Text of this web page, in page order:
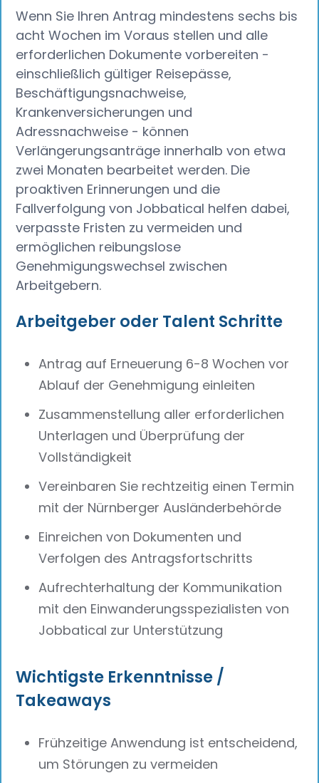
Wenn Sie Ihren Antrag mindestens sechs bis
acht Wochen im Voraus stellen und alle
erforderlichen Dokumente vorbereiten -
einschließlich gültiger Reisepässe,
Beschäftigungsnachweise,
Krankenversicherungen und
Adressnachweise - können
Verlängerungsanträge innerhalb von etwa
zwei Monaten bearbeitet werden. Die
proaktiven Erinnerungen und die
Fallverfolgung von Jobbatical helfen dabei,
verpasste Fristen zu vermeiden und
ermöglichen reibungslose
Genehmigungswechsel zwischen
Arbeitgebern.
Arbeitgeber oder Talent Schritte
Antrag auf Erneuerung 6-8 Wochen vor
Ablauf der Genehmigung einleiten
Zusammenstellung aller erforderlichen
Unterlagen und Überprüfung der
Vollständigkeit
Vereinbaren Sie rechtzeitig einen Termin
mit der Nürnberger Ausländerbehörde
Einreichen von Dokumenten und
Verfolgen des Antragsfortschritts
Aufrechterhaltung der Kommunikation
mit den Einwanderungsspezialisten von
Jobbatical zur Unterstützung
Wichtigste Erkenntnisse /
Takeaways
Frühzeitige Anwendung ist entscheidend,
um Störungen zu vermeiden